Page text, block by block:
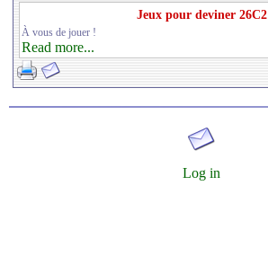
Jeux pour deviner 26C2
À vous de jouer !
Read more...
Log in